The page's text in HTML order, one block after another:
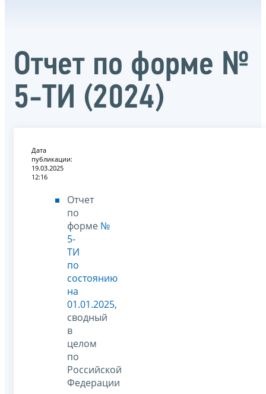
Отчет по форме №
5-ТИ (2024)
Дата
публикации:
19.03.2025
12:16
Отчет
по
форме №
5-
ТИ
по
состоянию
на
01.01.2025,
сводный
в
целом
по
Российской
Федерации